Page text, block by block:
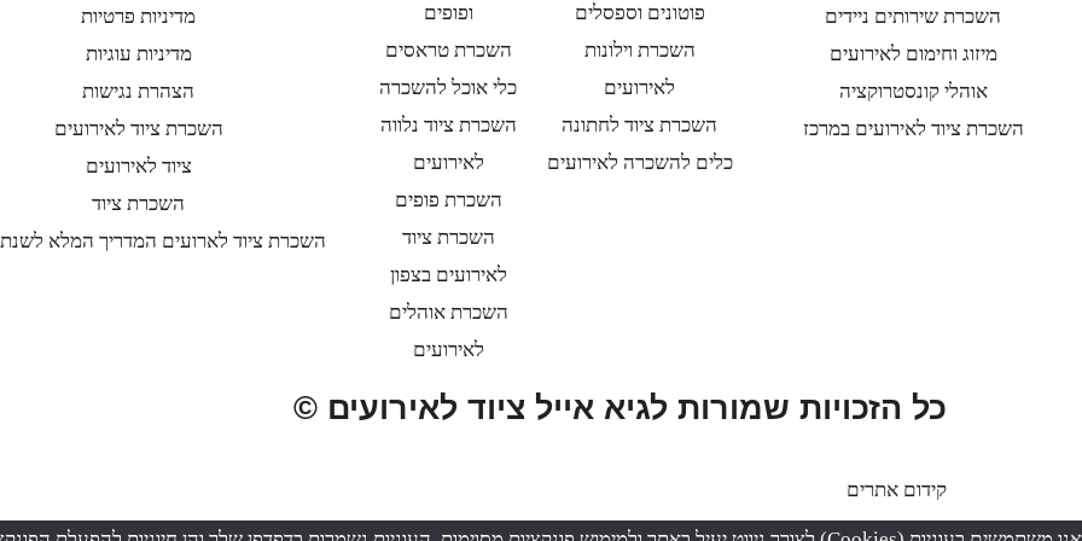
השכרת שירותים ניידים
מיזוג וחימום לאירועים
אוהלי קונסטרוקציה
השכרת ציוד לאירועים במרכז
פוטונים וספסלים
השכרת וילונות
לאירועים
השכרת ציוד לחתונה
כלים להשכרה לאירועים
ופופים
השכרת טראסים
כלי אוכל להשכרה
השכרת ציוד נלווה
לאירועים
השכרת פופים
השכרת ציוד
לאירועים בצפון
השכרת אוהלים
לאירועים
מדיניות פרטיות
מדיניות עוגיות
הצהרת נגישות
השכרת ציוד לאירועים
ציוד לאירועים
השכרת ציוד
השכרת ציוד לארועים המדריך המלא לשנת 2025
כל הזכויות שמורות לגיא אייל ציוד לאירועים ©
קידום אתרים